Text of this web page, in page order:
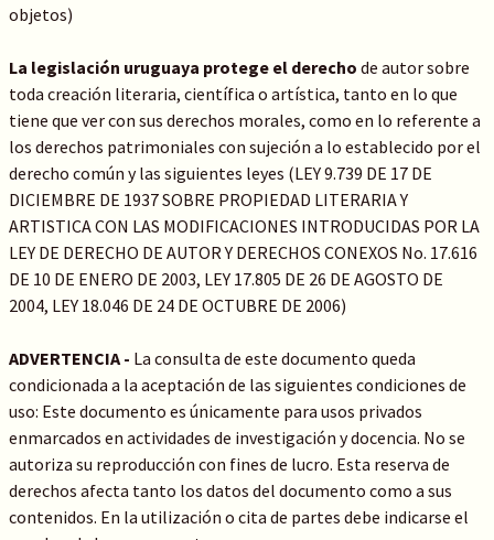
objetos)
La legislación uruguaya protege el derecho de autor sobre
toda creación literaria, científica o artística, tanto en lo que
tiene que ver con sus derechos morales, como en lo referente a
los derechos patrimoniales con sujeción a lo establecido por el
derecho común y las siguientes leyes (LEY 9.739 DE 17 DE
DICIEMBRE DE 1937 SOBRE PROPIEDAD LITERARIA Y
ARTISTICA CON LAS MODIFICACIONES INTRODUCIDAS POR LA
LEY DE DERECHO DE AUTOR Y DERECHOS CONEXOS No. 17.616
DE 10 DE ENERO DE 2003, LEY 17.805 DE 26 DE AGOSTO DE
2004, LEY 18.046 DE 24 DE OCTUBRE DE 2006)
ADVERTENCIA - La consulta de este documento queda
condicionada a la aceptación de las siguientes condiciones de
uso: Este documento es únicamente para usos privados
enmarcados en actividades de investigación y docencia. No se
autoriza su reproducción con fines de lucro. Esta reserva de
derechos afecta tanto los datos del documento como a sus
contenidos. En la utilización o cita de partes debe indicarse el